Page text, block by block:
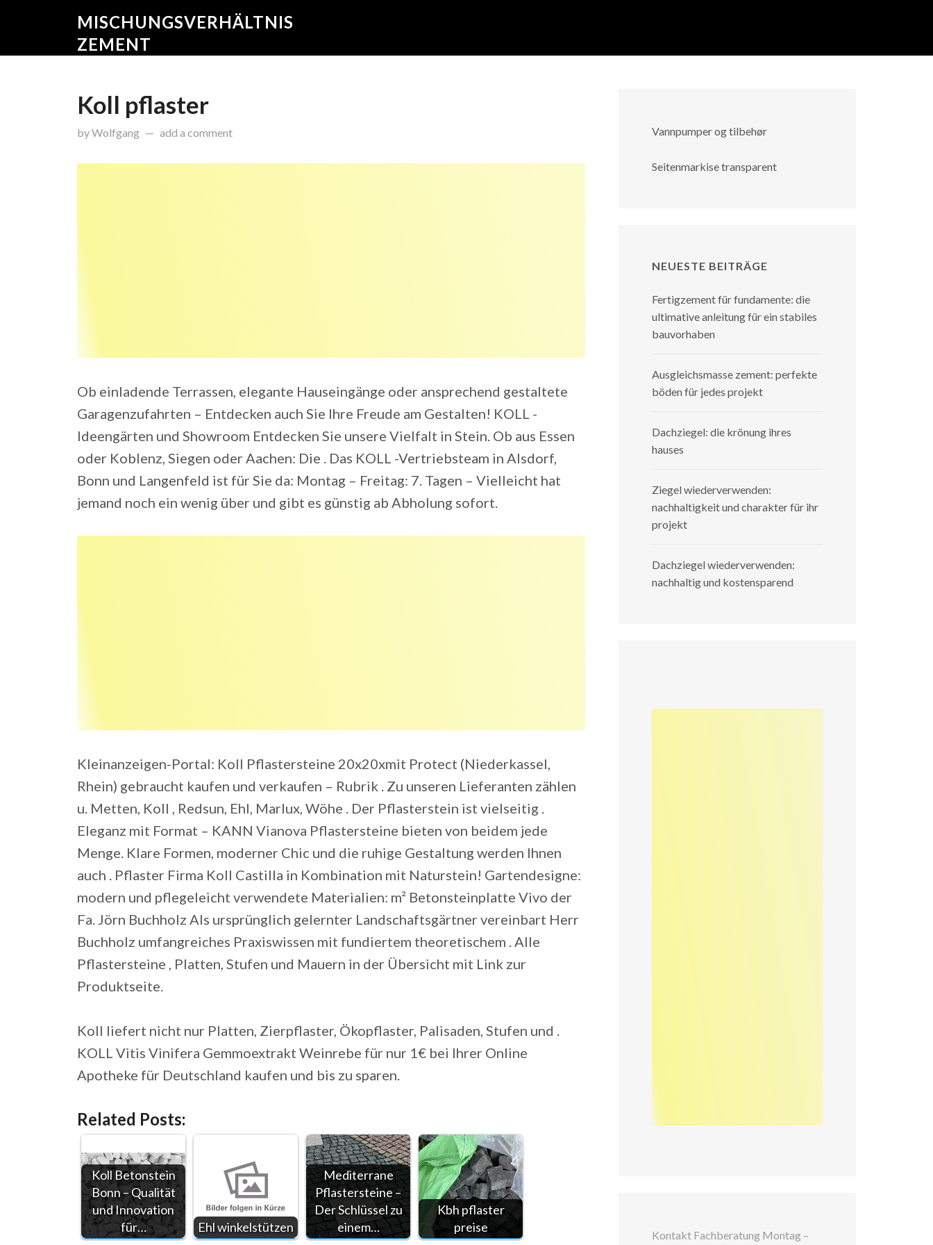
MISCHUNGSVERHÄLTNIS
ZEMENT
Koll pflaster
byWolfgang onNovember 16, 2015
add a comment
Ob einladende Terrassen, elegante Hauseingänge oder ansprechend gestaltete
Garagenzufahrten – Entdecken auch Sie Ihre Freude am Gestalten! KOLL -
Ideengärten und Showroom Entdecken Sie unsere Vielfalt in Stein. Ob aus Essen
oder Koblenz, Siegen oder Aachen: Die . Das KOLL -Vertriebsteam in Alsdorf,
Bonn und Langenfeld ist für Sie da: Montag – Freitag: 7. Tagen – Vielleicht hat
jemand noch ein wenig über und gibt es günstig ab Abholung sofort.
Kleinanzeigen-Portal: Koll Pflastersteine 20x20xmit Protect (Niederkassel,
Rhein) gebraucht kaufen und verkaufen – Rubrik . Zu unseren Lieferanten zählen
u. Metten, Koll , Redsun, Ehl, Marlux, Wöhe . Der Pflasterstein ist vielseitig .
Eleganz mit Format – KANN Vianova Pflastersteine bieten von beidem jede
Menge. Klare Formen, moderner Chic und die ruhige Gestaltung werden Ihnen
auch . Pflaster Firma Koll Castilla in Kombination mit Naturstein! Gartendesigne:
modern und pflegeleicht verwendete Materialien: m² Betonsteinplatte Vivo der
Fa. Jörn Buchholz Als ursprünglich gelernter Landschaftsgärtner vereinbart Herr
Buchholz umfangreiches Praxiswissen mit fundiertem theoretischem . Alle
Pflastersteine , Platten, Stufen und Mauern in der Übersicht mit Link zur
Produktseite.
Koll liefert nicht nur Platten, Zierpflaster, Ökopflaster, Palisaden, Stufen und .
KOLL Vitis Vinifera Gemmoextrakt Weinrebe für nur 1€ bei Ihrer Online
Apotheke für Deutschland kaufen und bis zu sparen.
Related Posts:
Koll Betonstein
Bonn – Qualität
und Innovation
für…
Ehl winkelstützen
Mediterrane
Pflastersteine –
Der Schlüssel zu
einem…
Kbh pflaster
preise
Vannpumper og tilbehør
Seitenmarkise transparent
NEUESTE BEITRÄGE
Fertigzement für fundamente: die
ultimative anleitung für ein stabiles
bauvorhaben
Ausgleichsmasse zement: perfekte
böden für jedes projekt
Dachziegel: die krönung ihres
hauses
Ziegel wiederverwenden:
nachhaltigkeit und charakter für ihr
projekt
Dachziegel wiederverwenden:
nachhaltig und kostensparend
Kontakt Fachberatung Montag –